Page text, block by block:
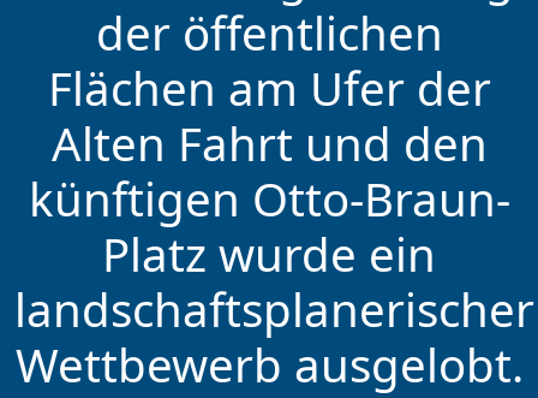
der öffentlichen
Flächen am Ufer der
Alten Fahrt und den
künftigen Otto-Braun-
Platz wurde ein
landschaftsplanerischer
Wettbewerb ausgelobt.